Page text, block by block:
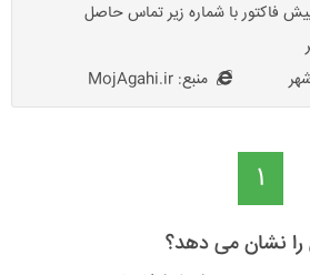
فاکتور با شماره زیر تماس حاصل
منبع: MojAgahi.ir
1
نشان می دهد؟